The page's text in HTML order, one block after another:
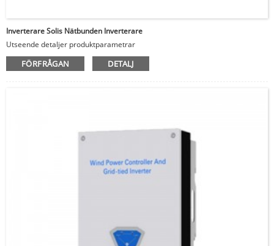
Inverterare Solis Nätbunden Inverterare
Utseende detaljer produktparametrar
FÖRFRÅGAN DETALJ